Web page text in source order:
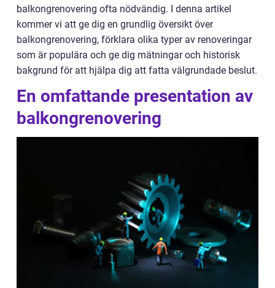
balkongrenovering ofta nödvändig. I denna artikel
kommer vi att ge dig en grundlig översikt över
balkongrenovering, förklara olika typer av renoveringar
som är populära och ge dig mätningar och historisk
bakgrund för att hjälpa dig att fatta välgrundade beslut.
En omfattande presentation av
balkongrenovering